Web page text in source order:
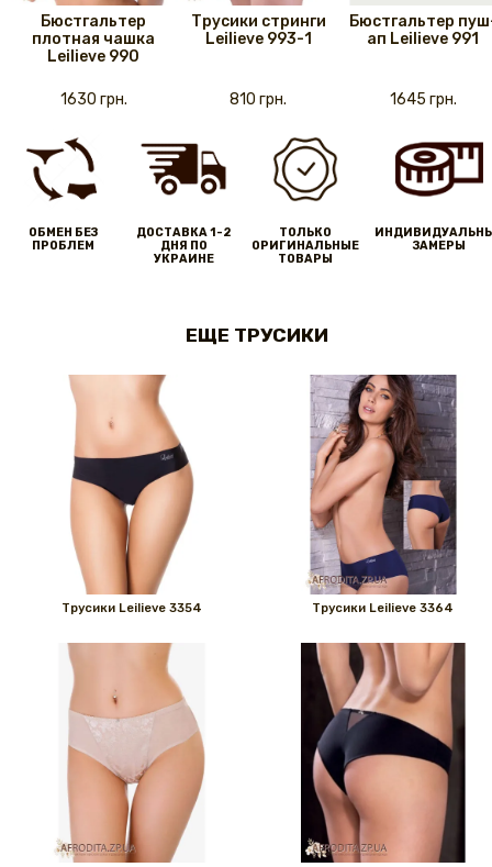
Бюстгальтер
плотная чашка
Leilieve 990
1630 грн.
Трусики стринги
Leilieve 993-1
810 грн.
Бюстгальтер
ап Leilieve 991
1645 грн.
ОБМЕН БЕЗ
ПРОБЛЕМ
ДОСТАВКА 1-2
ДНЯ ПО
УКРАИНЕ
ТОЛЬКО
ОРИГИНАЛЬНЫЕ
ТОВАРЫ
ЗАМЕРЫ
ЕЩЕ ТРУСИКИ
Трусики Leilieve 3354 Трусики Leilieve 3364